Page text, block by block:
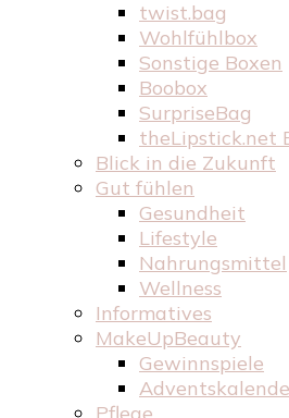
twist.bag
Wohlfühlbox
Sonstige Boxen
Boobox
SurpriseBag
theLipstick.net
Blick in die Zukunft
Gut fühlen
Gesundheit
Lifestyle
Nahrungsmittel
Wellness
Informatives
MakeUpBeauty
Gewinnspiele